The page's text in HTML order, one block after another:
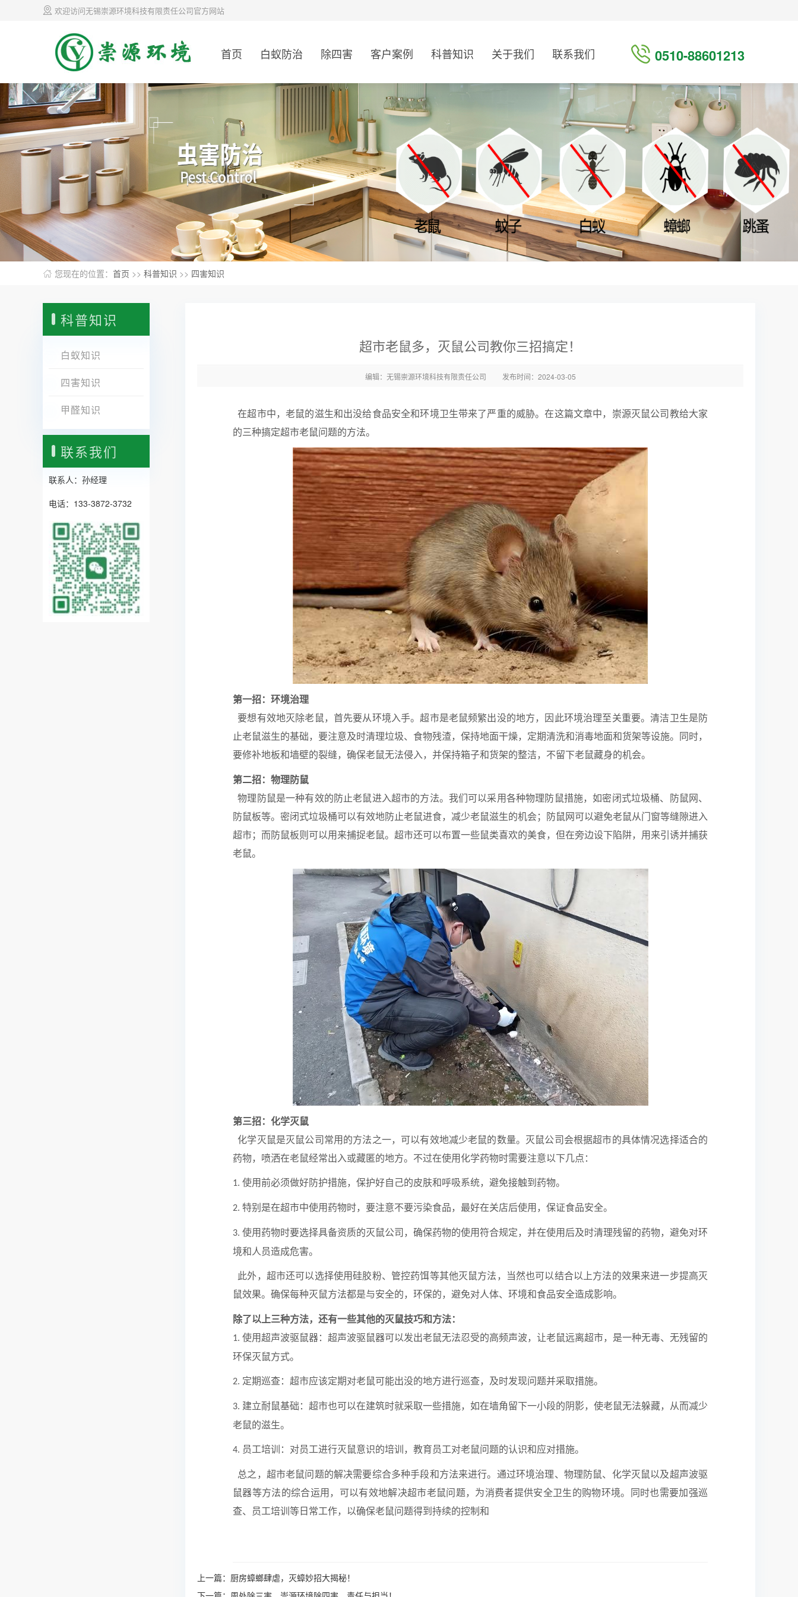
欢迎访问无锡崇源环境科技有限责任公司官方网站
首页 白蚁防治 除四害 客户案例 科普知识 关于我们 联系我们 0510-88601213
您现在的位置： 首页 >> 科普知识 >> 四害知识
科普知识
白蚁知识
四害知识
甲醛知识
联系我们
联系人：孙经理
电话：133-3872-3732
超市老鼠多，灭鼠公司教你三招搞定！
编辑：无锡崇源环境科技有限责任公司 发布时间：2024-03-05
在超市中，老鼠的滋生和出没给食品安全和环境卫生带来了严重的威胁。在这篇文章中，崇源灭鼠公司教给大家
的三种搞定超市老鼠问题的方法。
第一招：环境治理
要想有效地灭除老鼠，首先要从环境入手。超市是老鼠频繁出没的地方，因此环境治理至关重要。清洁卫生是防
止老鼠滋生的基础，要注意及时清理垃圾、食物残渣，保持地面干燥，定期清洗和消毒地面和货架等设施。同时，
要修补地板和墙壁的裂缝，确保老鼠无法侵入，并保持箱子和货架的整洁，不留下老鼠藏身的机会。
第二招：物理防鼠
物理防鼠是一种有效的防止老鼠进入超市的方法。我们可以采用各种物理防鼠措施，如密闭式垃圾桶、防鼠网、
防鼠板等。密闭式垃圾桶可以有效地防止老鼠进食，减少老鼠滋生的机会；防鼠网可以避免老鼠从门窗等缝隙进入
超市；而防鼠板则可以用来捕捉老鼠。超市还可以布置一些鼠类喜欢的美食，但在旁边设下陷阱，用来引诱并捕获
老鼠。
第三招：化学灭鼠
化学灭鼠是灭鼠公司常用的方法之一，可以有效地减少老鼠的数量。灭鼠公司会根据超市的具体情况选择适合的
药物，喷洒在老鼠经常出入或藏匿的地方。不过在使用化学药物时需要注意以下几点：
1. 使用前必须做好防护措施，保护好自己的皮肤和呼吸系统，避免接触到药物。
2. 特别是在超市中使用药物时，要注意不要污染食品，最好在关店后使用，保证食品安全。
3. 使用药物时要选择具备资质的灭鼠公司，确保药物的使用符合规定，并在使用后及时清理残留的药物，避免对环
境和人员造成危害。
此外，超市还可以选择使用硅胶粉、管控药饵等其他灭鼠方法，当然也可以结合以上方法的效果来进一步提高灭
鼠效果。确保每种灭鼠方法都是与安全的，环保的，避免对人体、环境和食品安全造成影响。
除了以上三种方法，还有一些其他的灭鼠技巧和方法：
1. 使用超声波驱鼠器：超声波驱鼠器可以发出老鼠无法忍受的高频声波，让老鼠远离超市，是一种无毒、无残留的
环保灭鼠方式。
2. 定期巡查：超市应该定期对老鼠可能出没的地方进行巡查，及时发现问题并采取措施。
3. 建立耐鼠基础：超市也可以在建筑时就采取一些措施，如在墙角留下一小段的阴影，使老鼠无法躲藏，从而减少
老鼠的滋生。
4. 员工培训：对员工进行灭鼠意识的培训，教育员工对老鼠问题的认识和应对措施。
总之，超市老鼠问题的解决需要综合多种手段和方法来进行。通过环境治理、物理防鼠、化学灭鼠以及超声波驱
鼠器等方法的综合运用，可以有效地解决超市老鼠问题，为消费者提供安全卫生的购物环境。同时也需要加强巡
查、员工培训等日常工作，以确保老鼠问题得到持续的控制和
上一篇： 厨房蟑螂肆虐，灭蟑妙招大揭秘！